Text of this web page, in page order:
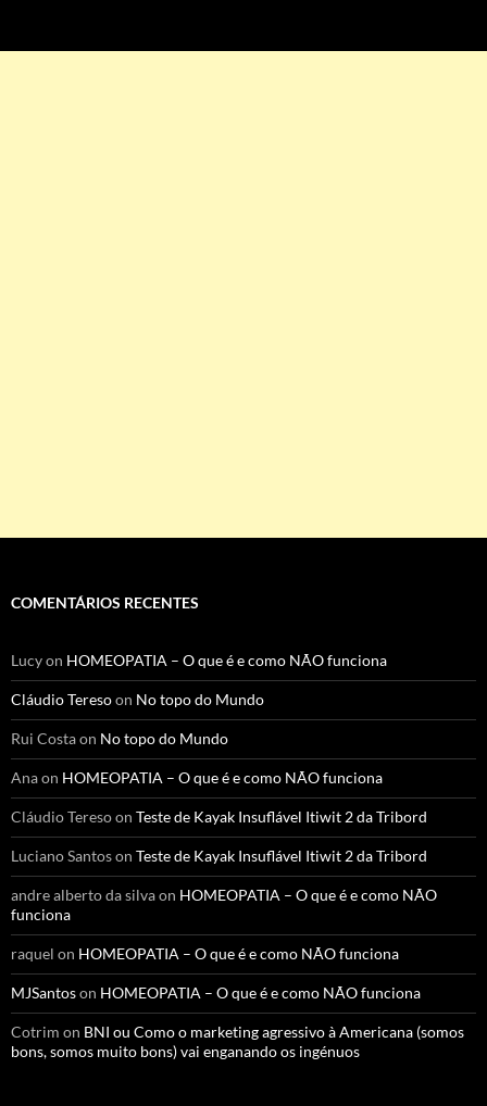
COMENTÁRIOS RECENTES
Lucyon HOMEOPATIA – O que é e como NÃO funciona
Cláudio Teresoon No topo do Mundo
Rui Costaon No topo do Mundo
Anaon HOMEOPATIA – O que é e como NÃO funciona
Cláudio Teresoon Teste de Kayak Insuflável Itiwit 2 da Tribord
Luciano Santoson Teste de Kayak Insuflável Itiwit 2 da Tribord
andre alberto da silvaon HOMEOPATIA – O que é e como NÃO
funciona
raquel on HOMEOPATIA – O que é e como NÃO funciona
MJSantoson HOMEOPATIA – O que é e como NÃO funciona
Cotrim on BNI ou Como o marketing agressivo à Americana (somos
bons, somos muito bons) vai enganando os ingénuos